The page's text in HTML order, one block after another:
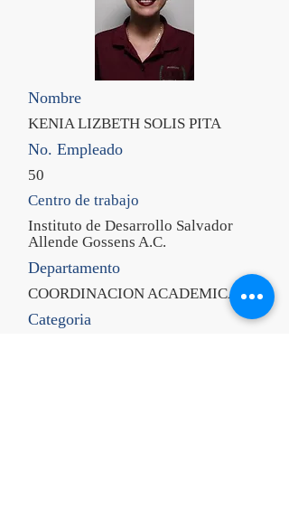
Nombre
KENIA LIZBETH SOLIS PITA
No. Empleado
50
Centro de trabajo
Instituto de Desarrollo Salvador
Allende Gossens A.C.
Departamento
COORDINACION ACADEMICA
Categoria